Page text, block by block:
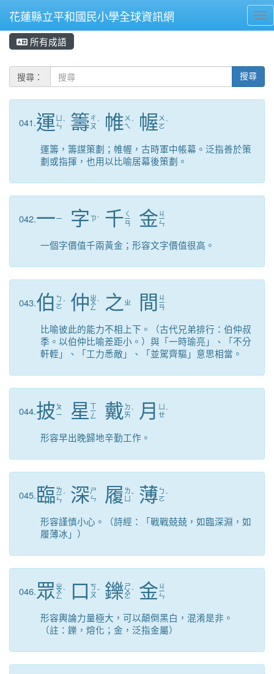
花蓮縣立平和國民小學全球資訊網
所有成語
搜尋： 搜尋
041.運 ㄣˋ 籌ㄔ
ㄡ ˊ 帷 ㄨ
ㄟ ˊ 幄 ㄨ
ㄛˋ
運籌，籌謀策劃；帷幄，古時軍中帳幕。泛指善於策
劃或指揮，也用以比喻居幕後策劃。
042.一ㄧ 字 ㄗˋ 千 ㄑ
ㄧ
ㄢ 金 ㄐ
ㄧ
ㄣ
一個字價值千兩黃金；形容文字價值很高。
043.伯 ㄅ
ㄛ ˊ 仲 ㄓ
ㄨ
ㄥ
ˋ 之 ㄓ 間 ㄐ
ㄧ
ㄢ
比喻彼此的能力不相上下。（古代兄弟排行：伯仲叔
季。以伯仲比喻差距小。）與「一時瑜亮」、「不分
軒輊」、「工力悉敵」、「並駕齊驅」意思相當。
044.披 ㄆ
ㄧ
星 ㄒ
ㄧ
ㄥ 戴 ㄉ
ㄞˋ 月
ㄝˋ
形容早出晚歸地辛勤工作。
045. 臨ㄌ
ㄧ
ㄣ
ˊ 深ㄕ
ㄣ
履 ㄌ
ˇ 薄 ㄅ
ㄛ ˊ
形容謹慎小心。（詩經：「戰戰兢兢，如臨深淵，如
履薄冰」）
046.眾 ㄓ
ㄨ
ㄥ
ˋ 口 ㄎ
ㄡˇ 鑠 ㄕ
ㄨ
ㄛ
ˋ 金 ㄐ
ㄧ
ㄣ
形容輿論力量極大，可以顛倒黑白，混淆是非。
（註：鑠，熔化；金，泛指金屬）